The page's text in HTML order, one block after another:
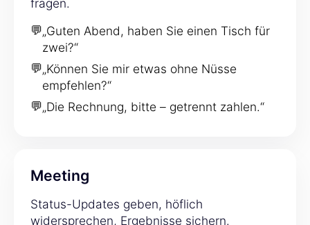
💬„Guten Abend, haben Sie einen Tisch für
zwei?“
💬„Können Sie mir etwas ohne Nüsse
empfehlen?“
💬„Die Rechnung, bitte – getrennt zahlen.“
Meeting
Status-Updates geben, höflich
widersprechen, Ergebnisse sichern.